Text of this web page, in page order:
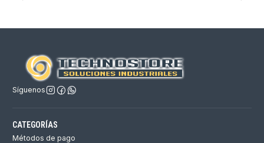
Síguenos
CATEGORÍAS
Métodos de pago